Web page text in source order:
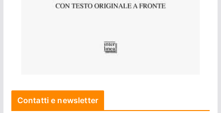
Contatti e newsletter